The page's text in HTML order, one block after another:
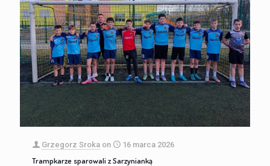
Grzegorz Sroka on 16 marca 2026
Trampkarze sparowali z Sarzynianką